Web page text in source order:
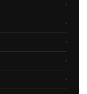
›
›
›
›
›